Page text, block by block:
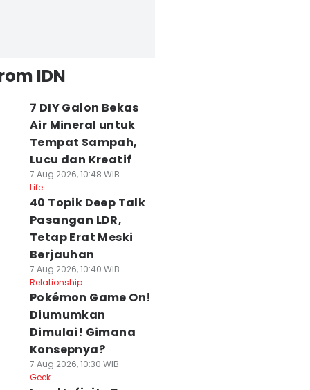
IDN
7 DIY Galon Bekas
Air Mineral untuk
Tempat Sampah,
Lucu dan Kreatif
7 Aug 2026, 10:48 WIB
Life
40 Topik Deep Talk
Pasangan LDR,
Tetap Erat Meski
Berjauhan
7 Aug 2026, 10:40 WIB
Relationship
Pokémon Game On!
Diumumkan
Dimulai! Gimana
Konsepnya?
7 Aug 2026, 10:30 WIB
Geek